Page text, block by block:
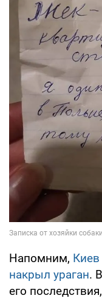
Напомним,
накрыл ураган.
его